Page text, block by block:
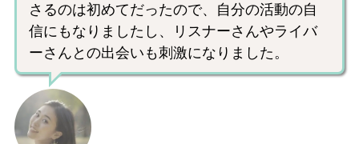
さるのは初めてだったので、自分の活動の自
信にもなりましたし、リスナーさんやライバ
ーさんとの出会いも刺激になりました。